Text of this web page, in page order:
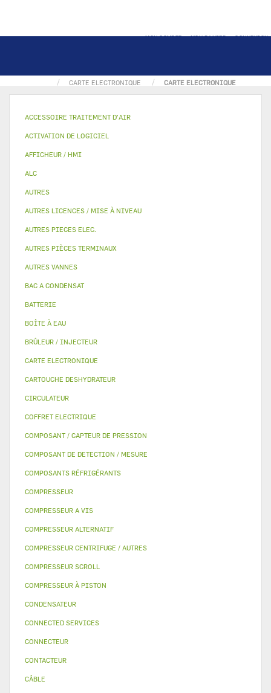
MON COMPTE MON PANIER CONNEXION
CARTE ELECTRONIQUE
CARTE ELECTRONIQUE
ACCESSOIRE TRAITEMENT D’AIR
ACTIVATION DE LOGICIEL
AFFICHEUR / HMI
ALC
AUTRES
AUTRES LICENCES / MISE À NIVEAU
AUTRES PIECES ELEC.
AUTRES PIÈCES TERMINAUX
AUTRES VANNES
BAC A CONDENSAT
BATTERIE
BOÎTE À EAU
BRÛLEUR / INJECTEUR
CARTE ELECTRONIQUE
CARTOUCHE DESHYDRATEUR
CIRCULATEUR
COFFRET ELECTRIQUE
COMPOSANT / CAPTEUR DE PRESSION
COMPOSANT DE DETECTION / MESURE
COMPOSANTS RÉFRIGÉRANTS
COMPRESSEUR
COMPRESSEUR A VIS
COMPRESSEUR ALTERNATIF
COMPRESSEUR CENTRIFUGE / AUTRES
COMPRESSEUR SCROLL
COMPRESSEUR À PISTON
CONDENSATEUR
CONNECTED SERVICES
CONNECTEUR
CONTACTEUR
CÂBLE